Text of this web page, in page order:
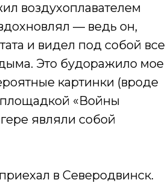
воздухоплавателем
— ведь он,
и видел под собой все
Это будоражило мое
картинки (вроде
«Войны
являли собой
в Северодвинск.